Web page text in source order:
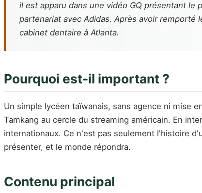
il est apparu dans une vidéo GQ présentant le
partenariat avec Adidas. Après avoir remporté
cabinet dentaire à Atlanta.
Pourquoi est-il important ?
Un simple lycéen taïwanais, sans agence ni mise
Tamkang au cercle du streaming américain. En
internationaux. Ce n'est pas seulement l'histoire
présenter, et le monde répondra.
Contenu principal